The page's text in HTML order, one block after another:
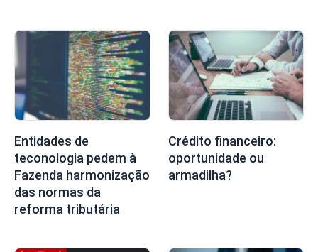
Entidades de
teconologia pedem à
Fazenda harmonização
das normas da
reforma tributária
Crédito financeiro:
oportunidade ou
armadilha?